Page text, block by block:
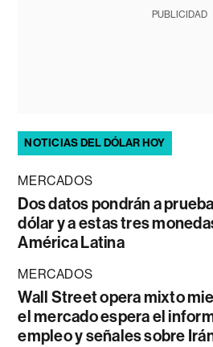
PUBLICIDAD
NOTICIAS DEL DÓLAR HOY
MERCADOS
Dos datos pondrán a
dólar y a estas tres
América Latina
MERCADOS
Wall Street opera mixto
el mercado espera el
empleo y señales sobre